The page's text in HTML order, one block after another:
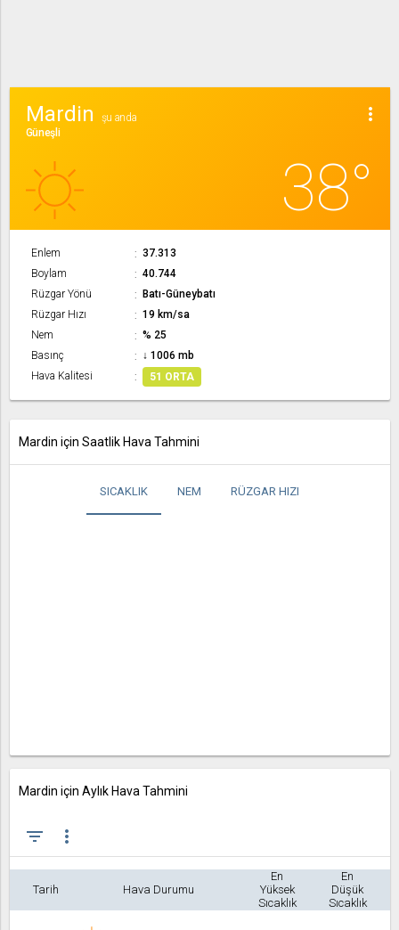
more_vert
Mardin
şu anda
Güneşli
38°
Enlem
37.313
Boylam
40.744
Rüzgar Yönü
Batı-Güneybatı
Rüzgar Hızı
19 km/sa
Nem
% 25
Basınç
↓ 1006 mb
Hava Kalitesi
51 ORTA
Mardin için Saatlik Hava Tahmini
SICAKLIK NEM RÜZGAR HIZI
Mardin için Aylık Hava Tahmini
filter_list more_vert
Tarih Hava Durumu
En
Yüksek
Sıcaklık
En
Düşük
Sıcaklık